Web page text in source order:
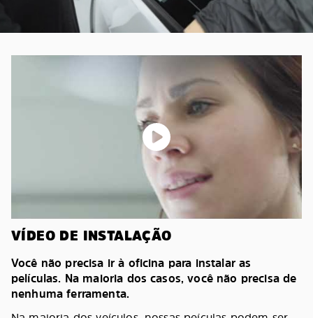
VÍDEO DE INSTALAÇÃO
Você não precisa ir à oficina para instalar as
películas. Na maioria dos casos, você não precisa de
nenhuma ferramenta.